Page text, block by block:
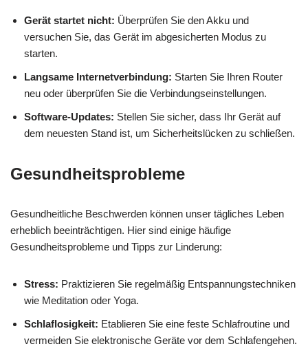
Gerät startet nicht: Überprüfen Sie den Akku und
versuchen Sie, das Gerät im abgesicherten Modus zu
starten.
Langsame Internetverbindung: Starten Sie Ihren Router
neu oder überprüfen Sie die Verbindungseinstellungen.
Software-Updates: Stellen Sie sicher, dass Ihr Gerät auf
dem neuesten Stand ist, um Sicherheitslücken zu schließen.
Gesundheitsprobleme
Gesundheitliche Beschwerden können unser tägliches Leben
erheblich beeinträchtigen. Hier sind einige häufige
Gesundheitsprobleme und Tipps zur Linderung:
Stress: Praktizieren Sie regelmäßig Entspannungstechniken
wie Meditation oder Yoga.
Schlaflosigkeit: Etablieren Sie eine feste Schlafroutine und
vermeiden Sie elektronische Geräte vor dem Schlafengehen.